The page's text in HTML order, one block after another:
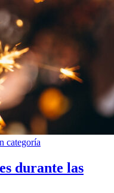
categoría
durante las